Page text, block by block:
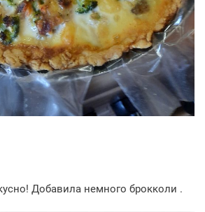
Добавила немного брокколи .